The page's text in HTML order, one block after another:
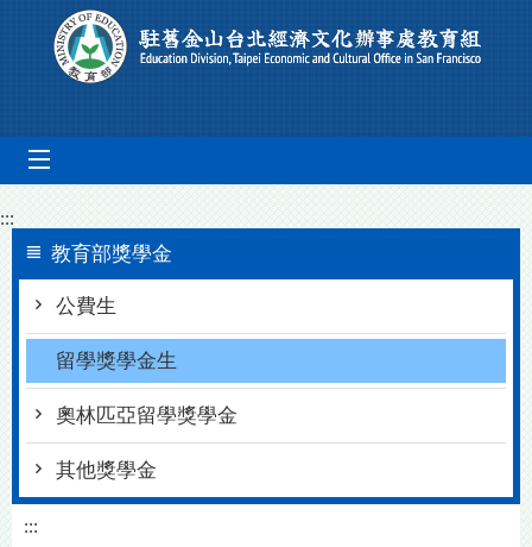
跳到主要內容區塊
:::
教育部獎學金
公費生
留學獎學金生
奧林匹亞留學獎學金
其他獎學金
:::